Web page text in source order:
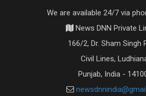
We are available 24/7 via
News DNN Private
166/2, Dr. Sham Singh
Civil Lines,
Punjab, India -